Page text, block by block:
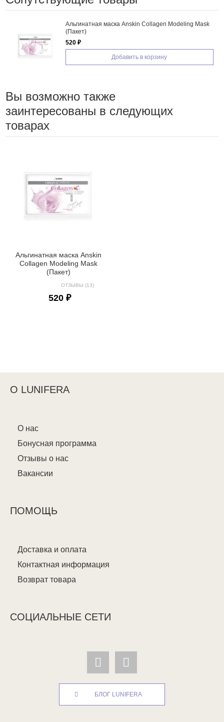
Альгинатная маска Anskin Collagen Modeling Mask
(Пакет)
520 ₽
Добавить в корзину
Вы возможно также
заинтересованы в следующих
товарах
Альгинатная маска Anskin
Collagen Modeling Mask
(Пакет)
ОТЗЫВЫ (13)
520 ₽
О LUNIFERA
О нас
Бонусная программа
Отзывы о нас
Вакансии
ПОМОЩЬ
Доставка и оплата
Контактная информация
Возврат товара
СОЦИАЛЬНЫЕ СЕТИ
БЛОГ LUNIFERA